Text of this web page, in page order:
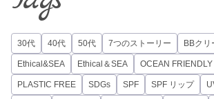
30代 40代 50代 7つのストーリー BBクリ
Ethical&SEA Ethical＆SEA OCEAN FRIENDLY
PLASTIC FREE SDGs SPF SPF リップ